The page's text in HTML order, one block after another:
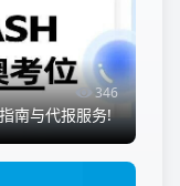
346
南与代报服务!